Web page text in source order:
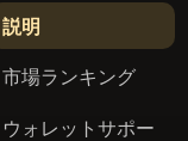
説明
市場ランキング
ウォレットサポー